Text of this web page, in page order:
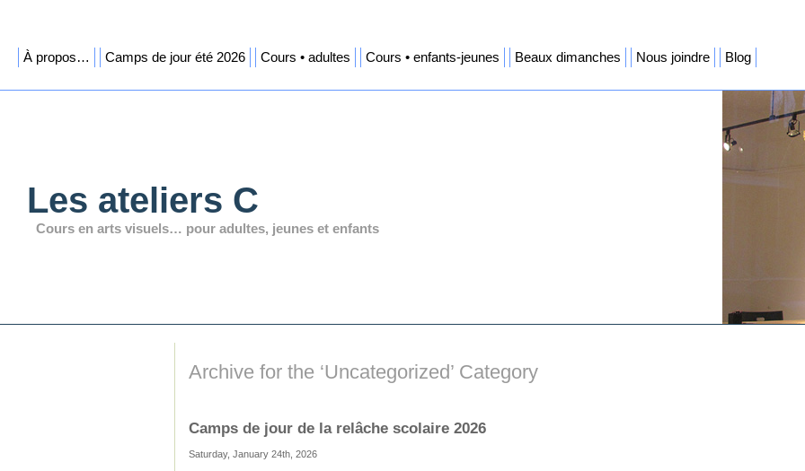
Les ateliers C
Cours en arts visuels… pour adultes, jeunes et enfants
Archive for the ‘Uncategorized’ Category
Camps de jour de la relâche scolaire 2026
Saturday, January 24th, 2026
À propos… Camps de jour été 2026 Cours • adultes Cours • enfants-jeunes Beaux dimanches Nous joindre Blog